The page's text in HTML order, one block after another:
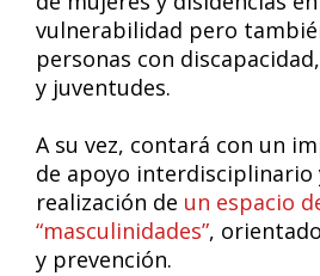
vulnerabilidad pero
personas con
y juventudes.
A su vez, contará con un
de apoyo interdisciplinario
realización de un espacio
“masculinidades”,
y prevención.